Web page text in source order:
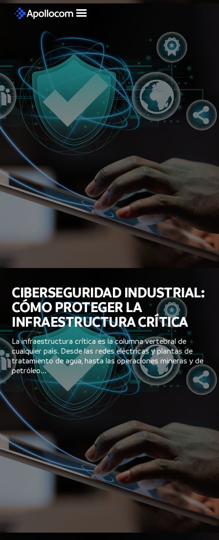
CIBERSEGURIDAD INDUSTRIAL:
CÓMO PROTEGER LA
INFRAESTRUCTURA CRÍTICA
La infraestructura crítica es la columna vertebral de
cualquier país. Desde las redes eléctricas y plantas de
tratamiento de agua, hasta las operaciones mineras y de
petróleo...